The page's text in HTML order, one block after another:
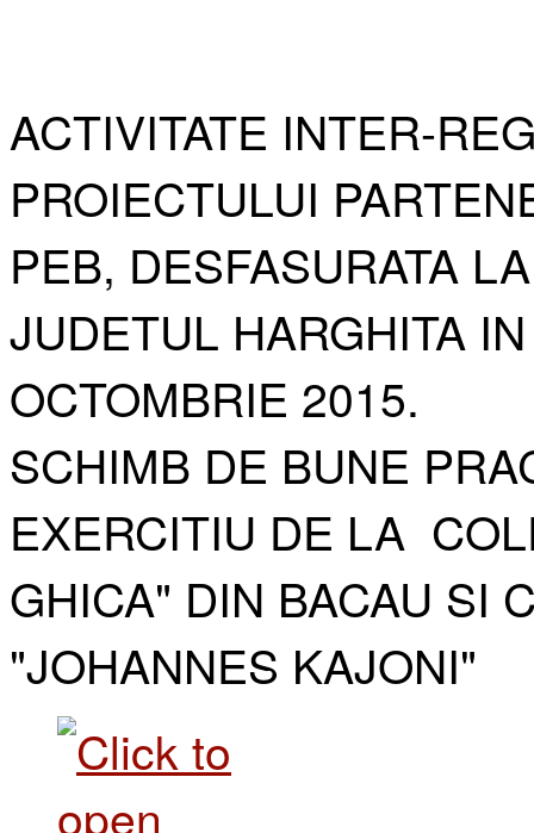
ACTIVITATE INTER-
PROIECTULUI
PEB, DESFASURATA
JUDETUL HARGHITA
OCTOMBRIE 2015.
SCHIMB DE BUNE
EXERCITIU DE LA
GHICA" DIN BACAU SI
"JOHANNES KAJONI"​